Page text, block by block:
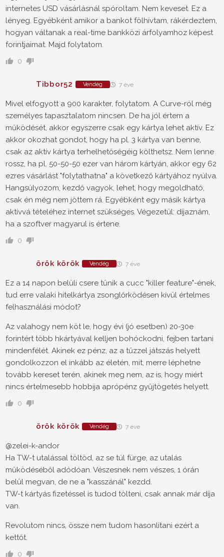
internetes USD vásárlásnál spóroltam. Nem keveset. Ez a
lényeg. Egyébként amikor a bankot fölhívtam, rákérdeztem,
hogyan váltanak a real-time bankközi árfolyamhoz képest
forintjaimat. Majd folytatom.
0
Tibbor52 Vendég 7 éve
Mivel elfogyott a 900 karakter, folytatom. A Curve-ról még
személyes tapasztalatom nincsen. De ha jól értem a
működését, akkor egyszerre csak egy kártya lehet aktív. Ez
akkor okozhat gondot, hogy ha pl. 3 kártya van benne,
csak az aktív kártya terhelhetőségéig költhetsz. Nem lenne
rossz, ha pl. 50-50-50 ezer van három kártyán, akkor egy 62
ezres vásárlást "folytathatna" a következő kártyához nyúlva.
Hangsúlyozom, kezdő vagyok, lehet, hogy megoldható,
csak én még nem jöttem rá. Egyébként egy másik kártya
aktívvá tételéhez internet szükséges. Végezetül: díjaznám,
ha a szoftver magyarul is értene.
0
örök körök Vendég 7 éve
Ez a 14 napon belüli csere tűnik a cucc "killer feature"-ének,
tud erre valaki hitelkártya zsonglőrködésen kívül értelmes
felhasználási módot?
Az valahogy nem köt le, hogy évi (jó esetben) 20-30e
forintért több hkártyával kelljen bohóckodni, fejben tartani
mindenfélét. Akinek ez pénz, az a tűzzel játszás helyett
gondolkozzon el inkább az életén, mit, merre léphetne
tovább kereset terén, akinek meg nem, az is, hogy miért
nincs értelmesebb hobbija aprópénz gyűjtögetés helyett.
0
örök körök Vendég 7 éve
@zelei-k-andor
Ha TW-t utalással töltöd, az se túl fürge, az utalás
működéséből adódóan. Vészesnek nem vészes, 1 órán
belül megvan, de ne a "kasszánál" kezdd.
TW-t kártyás fizetéssel is tudod tölteni, csak annak már díja
van.
Revolutom nincs, össze nem tudom hasonlítani ezért a
kettőt.
0